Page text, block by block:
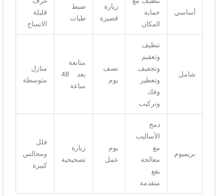
أساسي
حماية
المكان
زيارة
قصيرة
ضبط
طيات
قليلة
الاتساخ
شامل
تنظيف
وتعقيم
وتجفيف
وتعطير
وفك
وتركيب
نصف
يوم
متابعة
بعد 48
ساعة
منازل
متوسطة
بريميوم
دمج
الأساليب
مع
معالجة
بقع
متقدمة
يوم
عمل
زيارة
تصحيحية
فلل
ومجالس
كبيرة